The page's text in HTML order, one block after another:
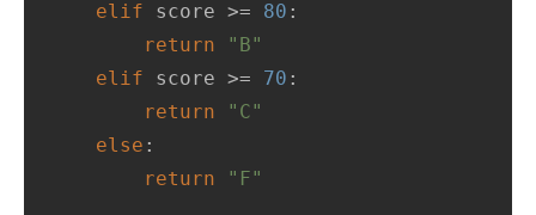
elif score >= 80 :
return
"B"
elif score >= 70 :
return
"C"
else :
return
"F"